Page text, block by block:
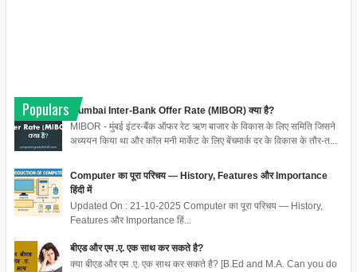
Populars
Mumbai Inter-Bank Offer Rate (MIBOR) क्या है?
MIBOR - मुंबई इंटर-बैंक ऑफर रेट ऋण बाजार के विकास के लिए समिति जिसने
अध्ययन किया था और कॉल मनी मार्केट के लिए बेंचमार्क दर के विकास के तौर-त...
Computer का पूरा परिचय — History, Features और Importance
हिंदी में
Updated On : 21-10-2025 Computer का पूरा परिचय — History,
Features और Importance हिं...
बीएड और एम .ए. एक साथ कर सकते है?
क्या बीएड और एम .ए. एक साथ कर सकते है? [B.Ed and M.A. Can you do